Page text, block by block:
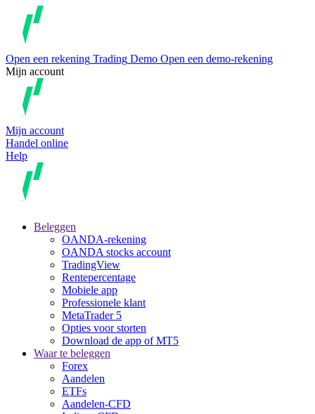
Open een rekening Trading Demo Open een demo-rekening
Mijn account
Mijn account
Handel online
Help
Beleggen
OANDA-rekening
OANDA stocks account
TradingView
Rentepercentage
Mobiele app
Professionele klant
MetaTrader 5
Opties voor storten
Download de app of MT5
Waar te beleggen
Forex
Aandelen
ETFs
Aandelen-CFD